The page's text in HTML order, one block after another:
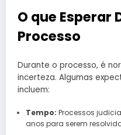
O que Esperar
Processo
Durante o processo, é
incerteza. Algumas
incluem:
Tempo: Processos
anos para serem